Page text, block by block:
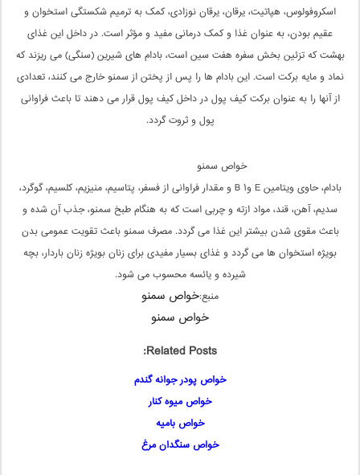
اسکروفولوس، هپاتیت، یرقان، یرقان نوزادى، کمک به ترمیم شکستگى استخوان و
عقیم بودن، به عنوان غذا و کمک درمانى مفید و مؤثر است. در داخل این غذاى
بهشت که تزئین بخش سفره هفت سین است، بادام هاى شیرین (سنگى) مى ریزند که
نماد و مایه برکت است. این بادام ها را پس از پختن از سمنو خارج مى کنند، تعدادى
از آنها را به عنوان برکت کیف پول در داخل کیف پول قرار مى دهند تا باعث فراوانى
پول و ثروت گردد.
خواص سمنو
بادام، حاوى ویتامین E و۱ B و مقدار فراوانى از فسفر، پتاسیم، منیزیم، کلسیم، گوگرد،
سدیم، آهن، قند، مواد ازته و چربى است که به هنگام طبخ سمنو، جذب آن شده و
باعث مقوى شدن بیشتر این غذا مى گردد. مصرف سمنو باعث تقویت عمومى بدن
بویژه استخوان ها مى گردد و غذاى بسیار مفیدى براى زنان بویژه زنان باردار، بچه
شیرده و یائسه محسوب مى شود.
منبع:خواص سمنو
خواص سمنو
Related Posts:
خواص پودر جوانه گندم
خواص میوه کنار
خواص بامیه
خواص سنگدان مرغ